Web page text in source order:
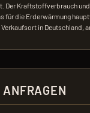
Der Kraftstoffverbrauch
für die Erderwärmung
in Deutschland,